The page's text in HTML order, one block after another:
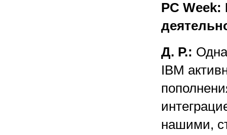
PC
Д. Р.:
IBM
нашими,